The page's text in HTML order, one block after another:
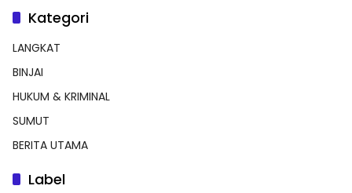
Kategori
LANGKAT
BINJAI
HUKUM & KRIMINAL
SUMUT
BERITA UTAMA
Label